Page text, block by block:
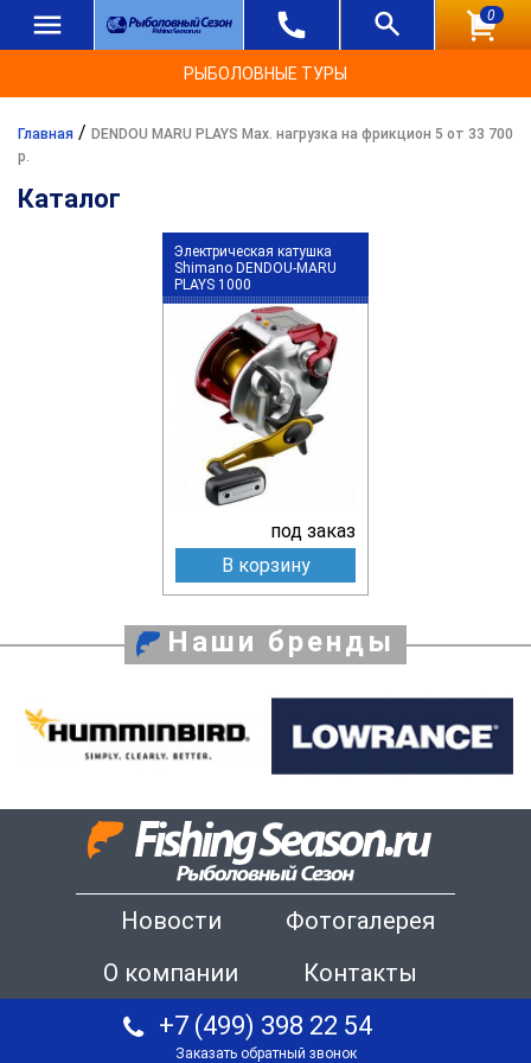
0
РЫБОЛОВНЫЕ ТУРЫ
Главная / DENDOU MARU PLAYS Max. нагрузка на фрикцион 5 от 33 700
р.
Каталог
Электрическая катушка
Shimano DENDOU-MARU
PLAYS 1000
под заказ
В корзину
Наши бренды
Новости
Фотогалерея
О компании
Контакты
+7 (499) 398 22 54
Заказать обратный звонок